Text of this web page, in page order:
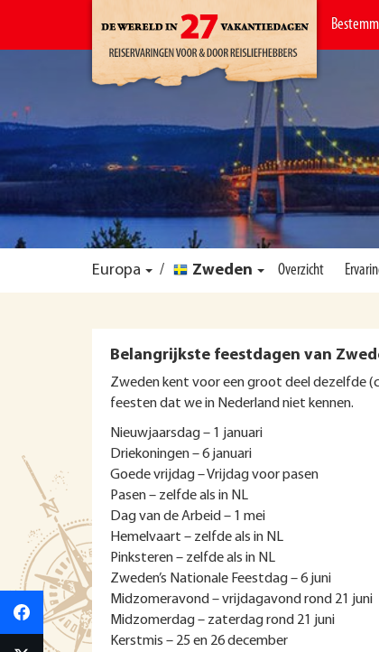
Europa / Zweden Overzicht
Belangrijkste feestdagen van
Zweden kent voor een groot deel dezelfde
feesten dat we in Nederland niet kennen.
Nieuwjaarsdag – 1 januari
Driekoningen – 6 januari
Goede vrijdag – Vrijdag voor pasen
Pasen – zelfde als in NL
Dag van de Arbeid – 1 mei
Hemelvaart – zelfde als in NL
Pinksteren – zelfde als in NL
Zweden’s Nationale Feestdag – 6 juni
Midzomeravond – vrijdagavond rond 21 juni
Midzomerdag – zaterdag rond 21 juni
Kerstmis – 25 en 26 december